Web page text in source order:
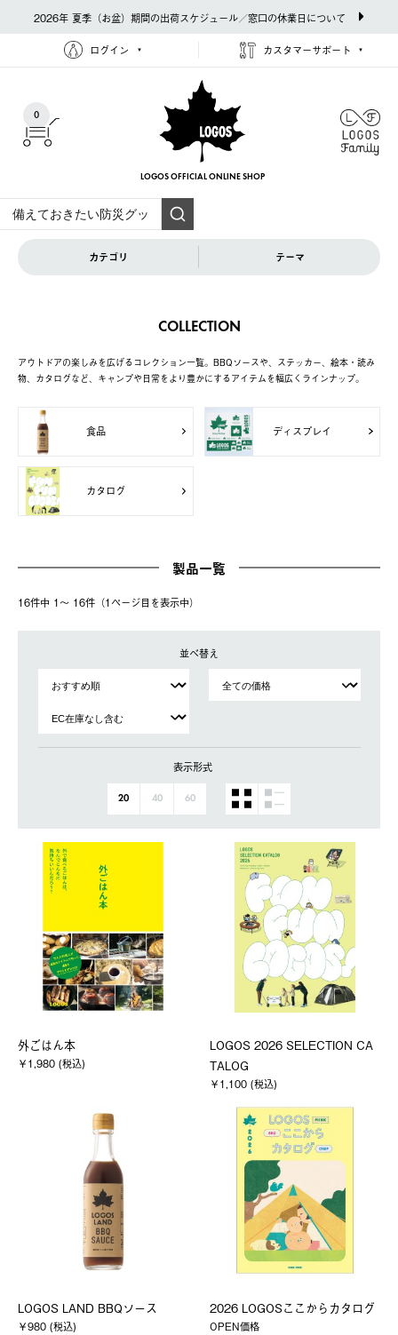
2026年 夏季（お盆）期間の出荷スケジュール／窓口の休業日について
ログイン カスタマーサポート
0
LOGOS OFFICIAL ONLINE SHOP
カテゴリ テーマ
COLLECTION
アウトドアの楽しみを広げるコレクション一覧。BBQソースや、ステッカー、絵本・読み
物、カタログなど、キャンプや日常をより豊かにするアイテムを幅広くラインナップ。
食品 ディスプレイ
カタログ
製品一覧
16件中 1〜 16件（1ページ⽬を表⽰中）
並べ替え
表示形式
20 40 60
外ごはん本
￥1,980 (税込)
LOGOS 2026 SELECTION CA
TALOG
￥1,100 (税込)
LOGOS LAND BBQソース
￥980 (税込)
2026 LOGOSここからカタログ
OPEN価格